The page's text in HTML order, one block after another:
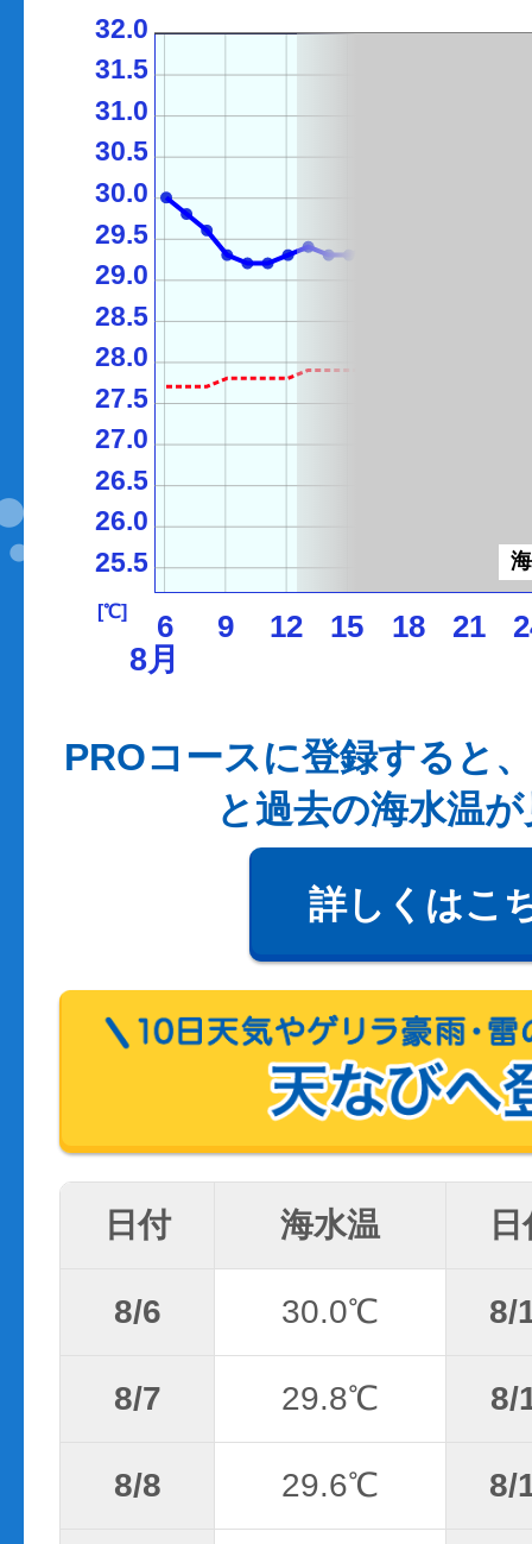
6 9 12 15 18 21
25.5
26.0
26.5
27.0
27.5
28.0
28.5
29.0
29.5
30.0
30.5
31.0
31.5
32.0
[℃]
8月
PROコースに登録すると
と過去の海水温
詳しくはこ
日付 海水温
8/6 30.0℃ 8/
8/7 29.8℃ 8/
8/8 29.6℃ 8/